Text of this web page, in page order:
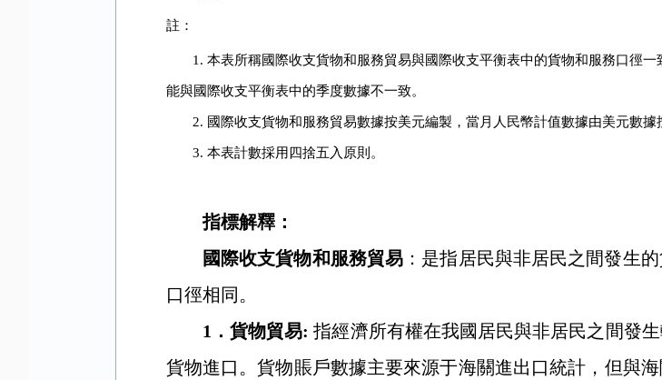
註：
1.本表所稱國際收支貨物和服務貿易與國際收支平衡表中的貨物和服務口徑
能與國際收支平衡表中的季度數據不一致。
2. 國際收支貨物和服務貿易數據按美元編製，當月人民幣計值數據由美元數據
3.本表計數採用四捨五入原則。
指標解釋：
國際收支貨物和服務貿易 ：是指居民與非居民之間發生
口徑相同。
1 ．貨物貿易: 指經濟所有權在我國居民與非居民之間發
貨物進口。貨物賬戶數據主要來源于海關進出口統計，但與